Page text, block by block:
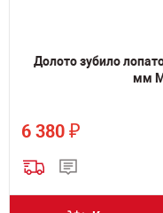
Долото зубило
мм
6 380 ₽